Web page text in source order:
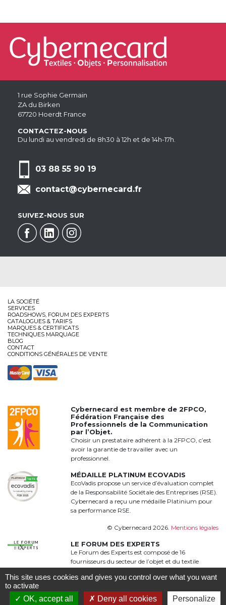
1 rue Sophie Germain
ZA du Birken
67720 Hoerdt France
CONTACTEZ-NOUS
Du lundi au vendredi de 8h30 à 12h et de 14h-17h.
03 88 55 90 19
contact@cybernecard.fr
SUIVEZ-NOUS SUR
LA SOCIÉTÉ
SERVICES
ROADSHOWS, FORUM DES EXPERTS
CATALOGUES & TARIFS
MARQUES & CERTIFICATS
TECHNIQUES MARQUAGE
BLOG
CONTACT
CONDITIONS GÉNÉRALES DE VENTE
Cybernecard est membre de2FPCO,
Fédération Française des
Professionnels de la Communication
par l’Objet.
Choisir un prestataire adhérent à la 2FPCO, c’est
avoir la garantie de travailler avec un
professionnel.
MÉDAILLE PLATINUM ECOVADIS
EcoVadis propose un service d’évaluation complet
de la Responsabilité Sociétale des Entreprises (RSE).
Cybernecard a reçu une médaille Platinium pour
sa performance RSE.
© Cybernecard 2026. Mentions légales
LE FORUM DES EXPERTS
Le Forum des Experts est composé de 16
fournisseurs du secteur de l’objet et du textile
publicitaire qui proposent une offre complète,
qualitative et complémentaire à 360°
This site uses cookies and gives you control over what you want
to activate
OK, accept all
Deny all cookies Personalize